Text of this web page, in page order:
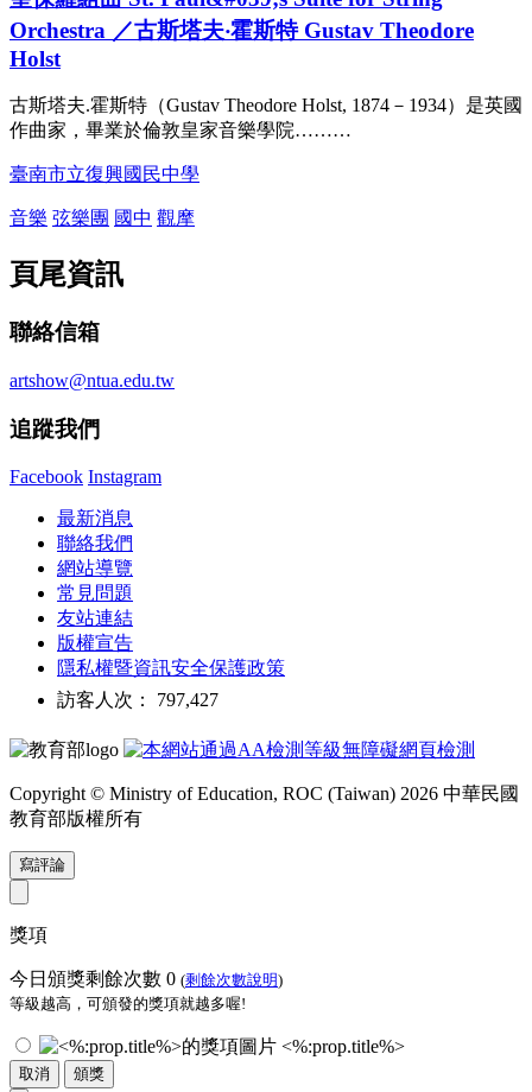
Orchestra ／古斯塔夫‧霍斯特 Gustav Theodore
Holst
古斯塔夫.霍斯特（Gustav Theodore Holst, 1874－1934）是英國
作曲家，畢業於倫敦皇家音樂學院………
臺南市立復興國民中學
音樂 弦樂團 國中 觀摩
頁尾資訊
聯絡信箱
artshow@ntua.edu.tw
追蹤我們
Facebook Instagram
最新消息
聯絡我們
網站導覽
常見問題
友站連結
版權宣告
隱私權暨資訊安全保護政策
訪客人次： 797,427
Copyright © Ministry of Education, ROC (Taiwan) 2026 中華民國
教育部版權所有
寫評論
獎項
今日頒獎剩餘次數 0 (剩餘次數說明)
等級越高，可頒發的獎項就越多喔!
<%:prop.title%>
取消 頒獎